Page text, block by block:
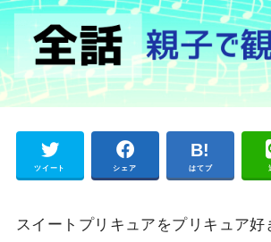
ツイート シェア はてブ
スイートプリキュアをプリキュア好